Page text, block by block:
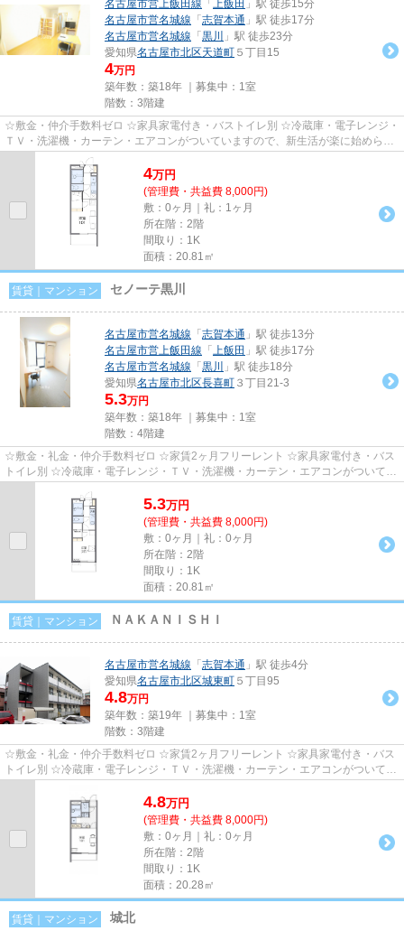
名古屋市営上飯田線 「 上飯田 」駅 徒歩15分
名古屋市営名城線 「 志賀本通 」駅 徒歩17分
名古屋市営名城線 「 黒川
」駅 徒歩23分
愛知県名古屋市北区天道町 ５丁目15
4万円
築年数：築18年 ｜募集中： 1室
階数：3階建
☆敷金・仲介手数料ゼロ ☆家具家電付き・バストイレ別 ☆冷蔵庫・電子レンジ・
ＴＶ・洗濯機・カーテン・エアコンがついていますので、新生活が楽に始められ
ます。 ☆共益費に水道料込み ☆...
4万円
(管理費・共益費 8,000円)
敷：0ヶ月｜礼：1ヶ月
所在階：2階
間取り：1K
面積：20.81㎡
賃貸｜マンション セノーテ黒川
名古屋市営名城線 「 志賀本通 」駅 徒歩13分
名古屋市営上飯田線 「 上飯田 」駅 徒歩17分
名古屋市営名城線 「 黒川
」駅 徒歩18分
愛知県名古屋市北区長喜町 ３丁目21-3
5.3万円
築年数：築18年 ｜募集中： 1室
階数：4階建
☆敷金・礼金・仲介手数料ゼロ ☆家賃2ヶ月フリーレント ☆家具家電付き・バス
トイレ別 ☆冷蔵庫・電子レンジ・ＴＶ・洗濯機・カーテン・エアコンがついてい
5.3万円
(管理費・共益費 8,000円)
敷：0ヶ月｜礼：0ヶ月
所在階：2階
間取り：1K
面積：20.81㎡
賃貸｜マンション ＮＡＫＡＮＩＳＨＩ
名古屋市営名城線 「 志賀本通 」駅 徒歩4分
愛知県名古屋市北区城東町 ５丁目95
4.8万円
築年数：築19年 ｜募集中： 1室
階数：3階建
☆敷金・礼金・仲介手数料ゼロ ☆家賃2ヶ月フリーレント ☆家具家電付き・バス
トイレ別 ☆冷蔵庫・電子レンジ・ＴＶ・洗濯機・カーテン・エアコンがついてい
4.8万円
(管理費・共益費 8,000円)
敷：0ヶ月｜礼：0ヶ月
所在階：2階
間取り：1K
面積：20.28㎡
賃貸｜マンション 城北